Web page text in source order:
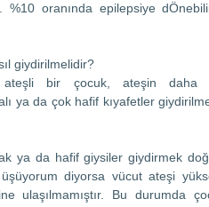
%10 oranında epilepsiye
giydirilmelidir?
bir çocuk, ateşin daha
ya da çok hafif kıyafetler
ya da hafif giysiler giydirmek
diyorsa vücut ateşi
ulaşılmamıştır. Bu durumda